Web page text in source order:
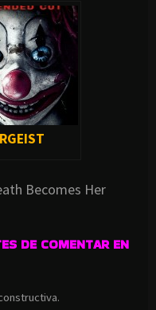
Becomes Her
DE COMENTAR EN